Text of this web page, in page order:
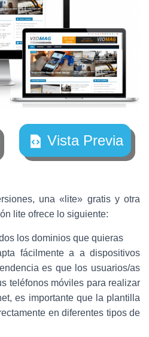
Vista Previa
una «lite» gratis y otra
lite ofrece lo siguiente:
los dominios que quieras
fácilmente a a dispositivos
es que los usuarios/as
teléfonos móviles para realizar
es importante que la plantilla
en diferentes tipos de